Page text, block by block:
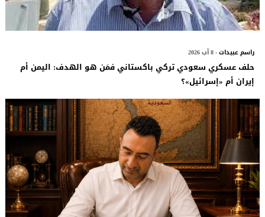
راسم عبيدات- 8 آب 2026
حلف عسكري سعودي تركي باكستاني فمَن هو الهدف: اليمن أم
إيران أم «إسرائيل»؟